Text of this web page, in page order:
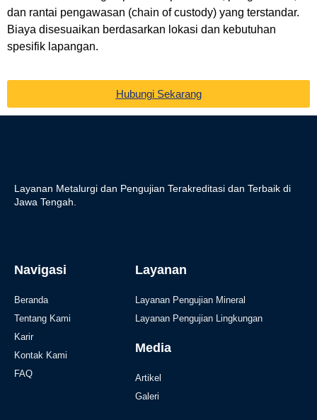
dan rantai pengawasan (chain of custody) yang terstandar.
Biaya disesuaikan berdasarkan lokasi dan kebutuhan
spesifik lapangan.
Hubungi Sekarang
Layanan Metalurgi dan Pengujian Terakreditasi dan Terbaik di
Jawa Tengah.
Navigasi
Beranda
Tentang Kami
Karir
Kontak Kami
FAQ
Layanan
Layanan Pengujian Mineral
Layanan Pengujian Lingkungan
Media
Artikel
Galeri